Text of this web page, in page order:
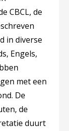
CBCL, de
in diverse
Engels,
met een
De
de
duurt